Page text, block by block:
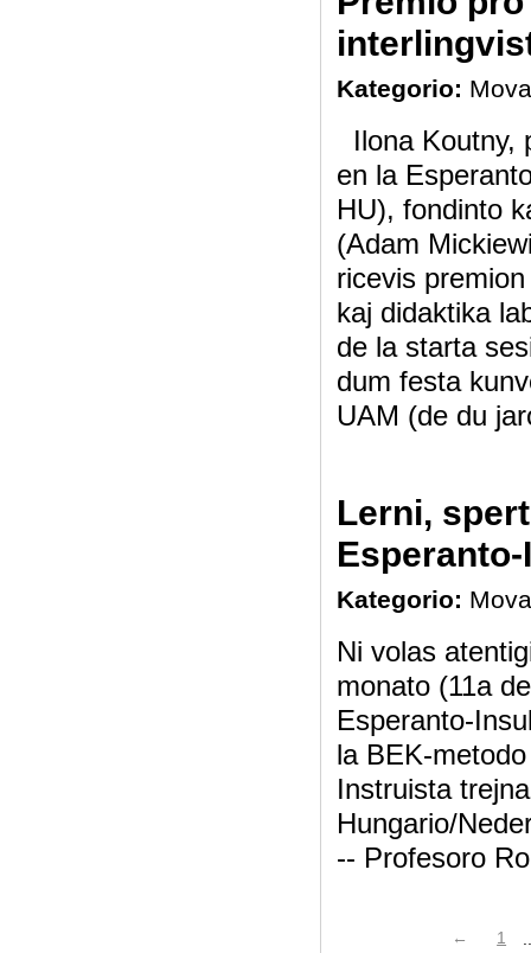
Kategorio:
Ilona Koutny,
en la
HU), fondinto
(Adam
ricevis
kaj didaktika
de la starta
dum festa
UAM (de du
Lerni,
Kategorio:
Ni volas
monato (11a
Esperanto-
la BEK-
Instruista
Hungario/
-- Profesoro
← 1